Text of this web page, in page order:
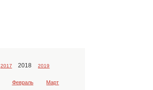
2017 2018 2019
Февраль Март